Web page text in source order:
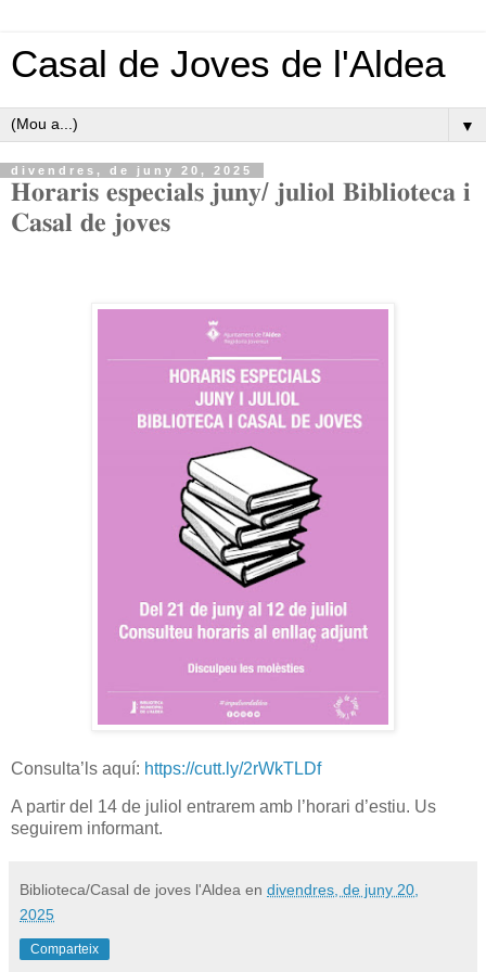
Casal de Joves de l'Aldea
▼
divendres, de juny 20, 2025
𝐇𝐨𝐫𝐚𝐫𝐢𝐬 𝐞𝐬𝐩𝐞𝐜𝐢𝐚𝐥𝐬 𝐣𝐮𝐧𝐲/ 𝐣𝐮𝐥𝐢𝐨𝐥 𝐁𝐢𝐛𝐥𝐢𝐨𝐭𝐞𝐜𝐚 𝐢
𝐂𝐚𝐬𝐚𝐥 𝐝𝐞 𝐣𝐨𝐯𝐞𝐬
Consulta’ls aquí: https://cutt.ly/2rWkTLDf
A partir del 14 de juliol entrarem amb l’horari d’estiu. Us
seguirem informant.
Biblioteca/Casal de joves l'Aldea en divendres, de juny 20,
2025
Comparteix